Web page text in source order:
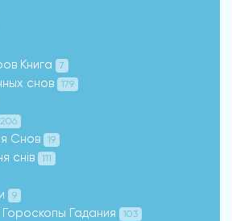
Книга 7
снов 179
Снов 19
снів 111
9
Гадания 103